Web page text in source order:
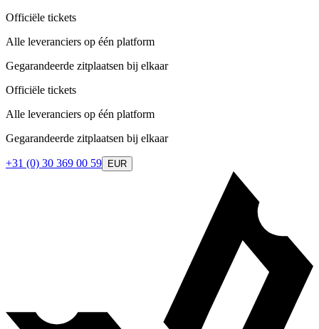
Officiële tickets
Alle leveranciers op één platform
Gegarandeerde zitplaatsen bij elkaar
Officiële tickets
Alle leveranciers op één platform
Gegarandeerde zitplaatsen bij elkaar
+31 (0) 30 369 00 59 EUR